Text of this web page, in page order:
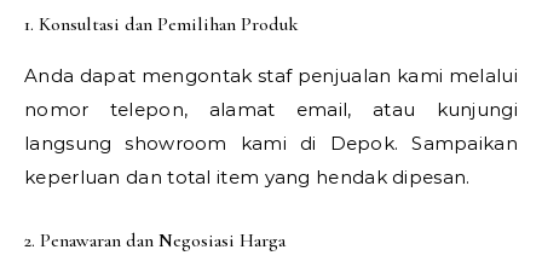
1. Konsultasi dan Pemilihan Produk
Anda dapat mengontak staf penjualan kami melalui
nomor telepon, alamat email, atau kunjungi
langsung showroom kami di Depok. Sampaikan
keperluan dan total item yang hendak dipesan.
2. Penawaran dan Negosiasi Harga